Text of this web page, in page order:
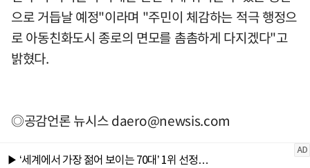
으로 거듭날 예정"이라며 "주민이 체감하는 적극 행정으
로 아동친화도시 종로의 면모를 촘촘하게 다지겠다"고
밝혔다.
◎공감언론 뉴시스daero@newsis.com